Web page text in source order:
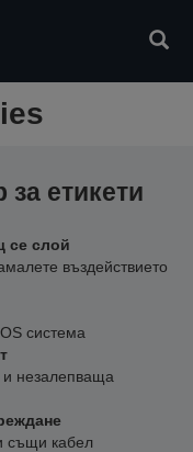
за етикети
се слой
въздействието
система
незалепваща
същи кабел